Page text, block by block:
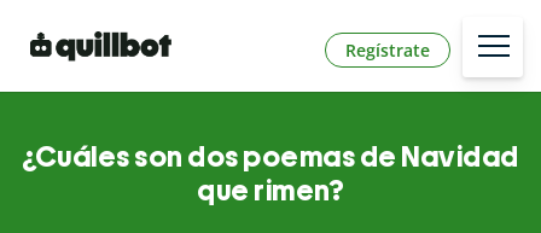
Regístrate
¿Cuáles son dos poemas de Navidad
que rimen?